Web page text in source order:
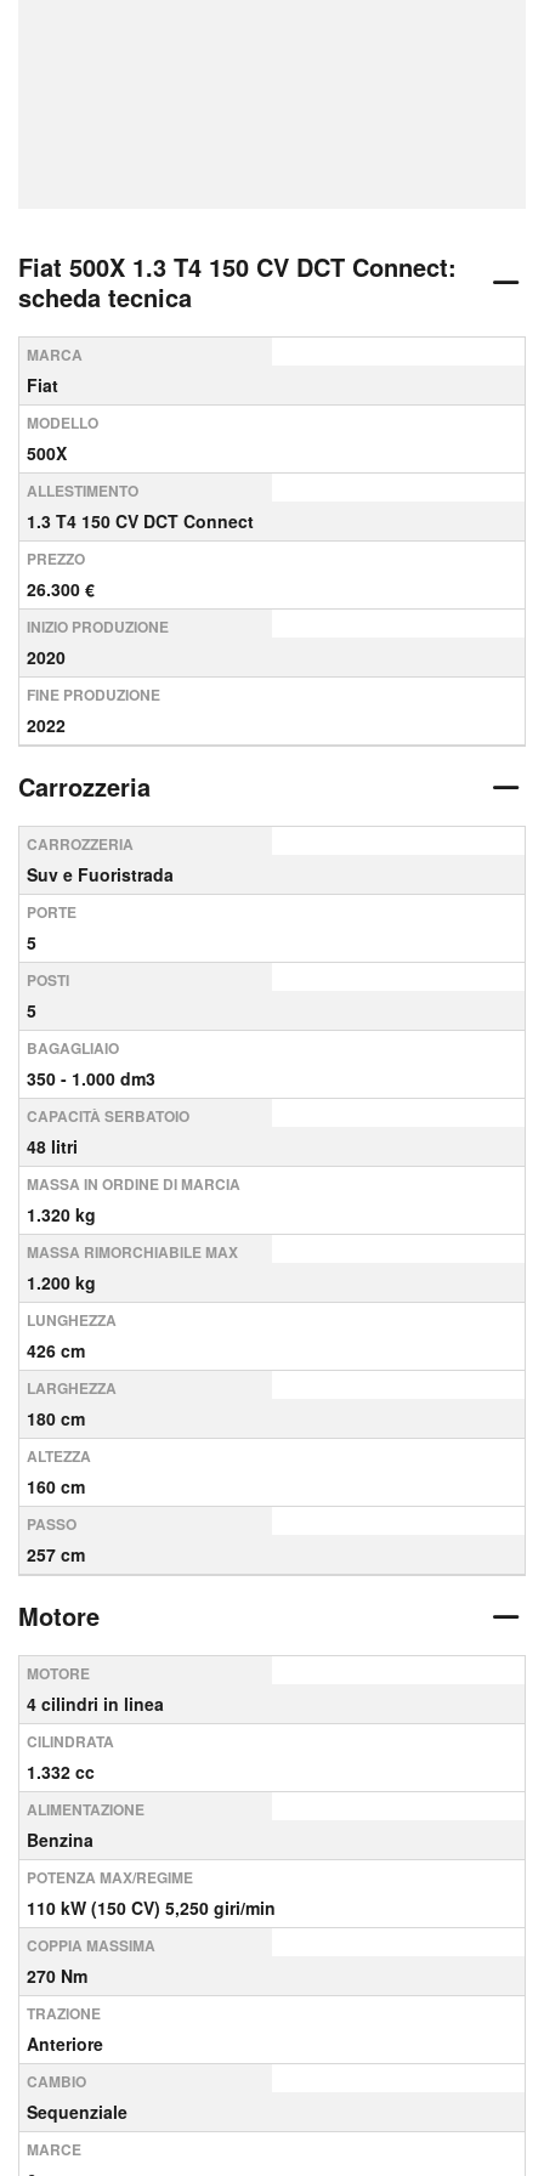
Fiat 500X 1.3 T4 150 CV DCT Connect:
scheda tecnica
MARCA
Fiat
MODELLO
500X
ALLESTIMENTO
1.3 T4 150 CV DCT Connect
PREZZO
26.300 €
INIZIO PRODUZIONE
2020
FINE PRODUZIONE
2022
Carrozzeria
CARROZZERIA
Suv e Fuoristrada
PORTE
5
POSTI
5
BAGAGLIAIO
350 - 1.000 dm3
CAPACITÀ SERBATOIO
48 litri
MASSA IN ORDINE DI MARCIA
1.320 kg
MASSA RIMORCHIABILE MAX
1.200 kg
LUNGHEZZA
426 cm
LARGHEZZA
180 cm
ALTEZZA
160 cm
PASSO
257 cm
Motore
MOTORE
4 cilindri in linea
CILINDRATA
1.332 cc
ALIMENTAZIONE
Benzina
POTENZA MAX/REGIME
110 kW (150 CV) 5,250 giri/min
COPPIA MASSIMA
270 Nm
TRAZIONE
Anteriore
CAMBIO
Sequenziale
MARCE